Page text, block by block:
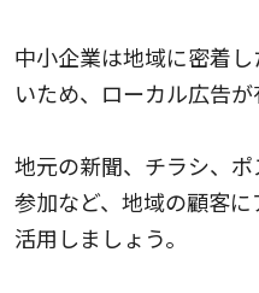
中小企業は地域に密着
いため、ローカル広告が
地元の新聞、チラシ、
参加など、地域の顧客
活用しましょう。